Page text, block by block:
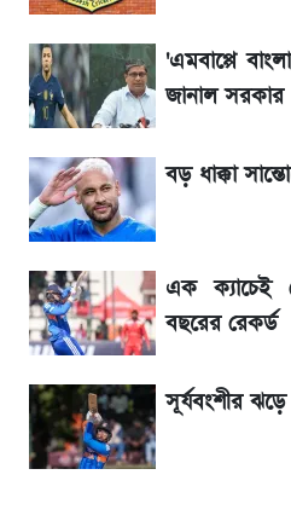
শেখ হাসিনার দেশে ফেরা
ফারহানা
লাফিয়ে বাড়ল স্বর্ণের দাম,
রেকর্ড
৬ আগস্ট দেশের বাজারে
শেখ হাসিনার বক্তব্য
বাংলাদেশের
'এমবাপ্পে
জানাল সরকার
বড় ধাক্কা
এক ক্যাচেই
বছরের রেকর্ড
সূর্যবংশীর